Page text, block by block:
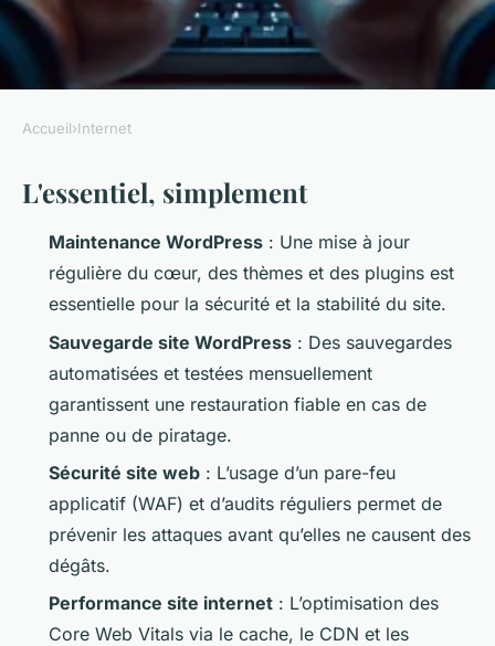
Top conseils pour gérer la
maintenance de votre site
WordPress
21/04/2026 20:13
Accueil›Internet
L'essentiel, simplement
Maintenance WordPress : Une mise à jour
régulière du cœur, des thèmes et des plugins est
essentielle pour la sécurité et la stabilité du site.
Sauvegarde site WordPress : Des sauvegardes
automatisées et testées mensuellement
garantissent une restauration fiable en cas de
panne ou de piratage.
Sécurité site web : L’usage d’un pare-feu
applicatif (WAF) et d’audits réguliers permet de
prévenir les attaques avant qu’elles ne causent des
dégâts.
Performance site internet : L’optimisation des
Core Web Vitals via le cache, le CDN et les